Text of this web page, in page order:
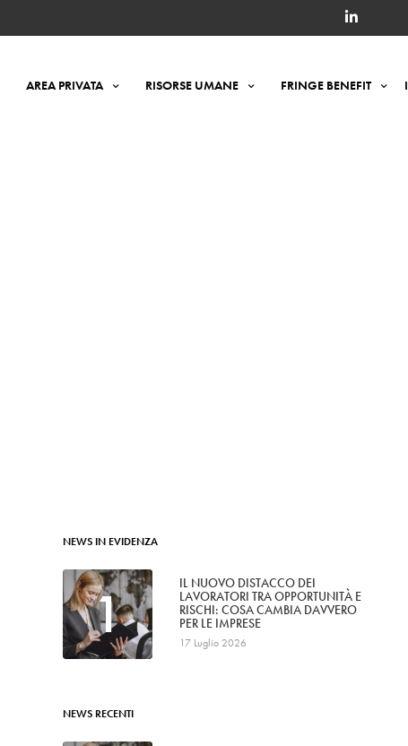
AREA PRIVATA RISORSE UMANE FRINGE BENEFIT
NEWS IN EVIDENZA
1
IL NUOVO DISTACCO DEI
LAVORATORI TRA OPPORTUNITÀ E
RISCHI: COSA CAMBIA DAVVERO
PER LE IMPRESE
17 Luglio 2026
NEWS RECENTI